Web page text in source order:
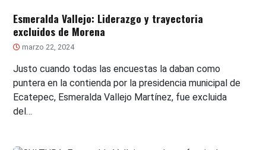
Esmeralda Vallejo: Liderazgo y trayectoria
excluidos de Morena
marzo 22, 2024
Justo cuando todas las encuestas la daban como
puntera en la contienda por la presidencia municipal de
Ecatepec, Esmeralda Vallejo Martínez, fue excluida
del…